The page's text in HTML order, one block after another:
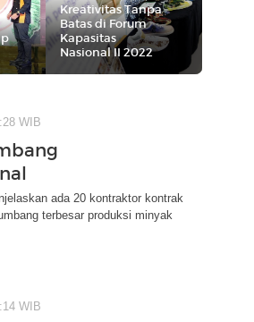
Kreativitas Tanpa
Batas di Forum
Kapasitas
Nasional II 2022
WIB
ada 20 kontraktor kontrak
terbesar produksi minyak
WIB